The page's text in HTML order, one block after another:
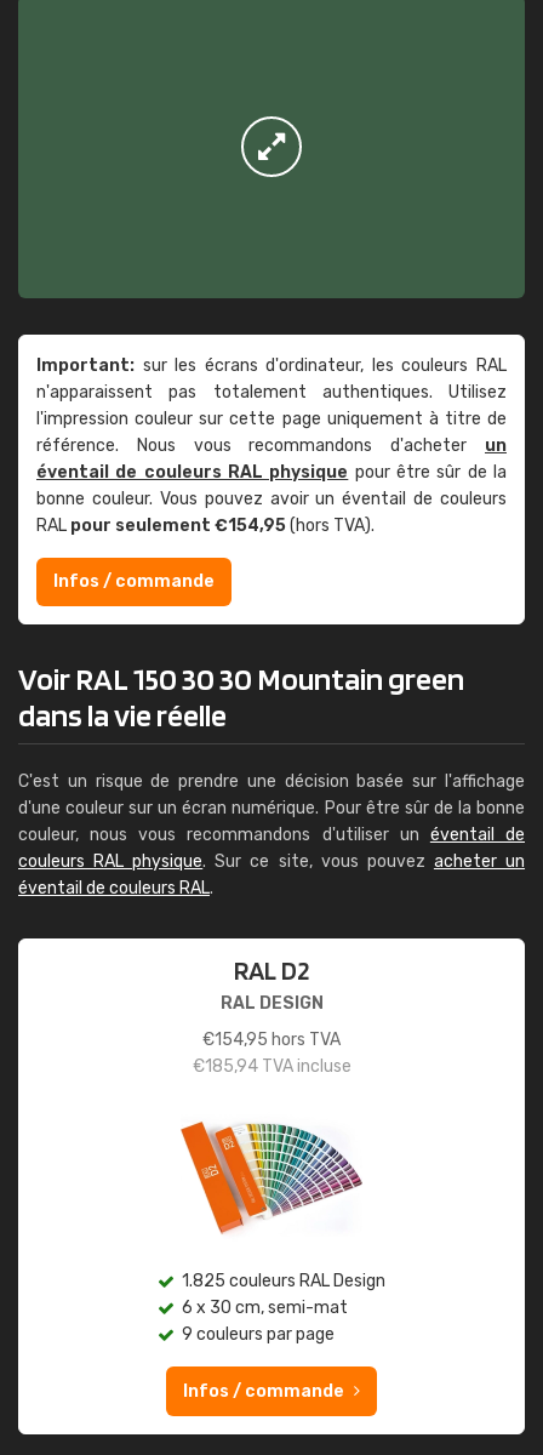
Important: sur les écrans d'ordinateur, les couleurs RAL
n'apparaissent pas totalement authentiques. Utilisez
l'impression couleur sur cette page uniquement à titre de
référence. Nous vous recommandons d'acheter un
éventail de couleurs RAL physique pour être sûr de la
bonne couleur. Vous pouvez avoir un éventail de couleurs
RAL pour seulement €154,95(hors TVA).
Infos / commande
Voir RAL 150 30 30 Mountain green
dans la vie réelle
C'est un risque de prendre une décision basée sur l'affichage
d'une couleur sur un écran numérique. Pour être sûr de la bonne
couleur, nous vous recommandons d'utiliser un éventail de
couleurs RAL physique. Sur ce site, vous pouvez acheter un
éventail de couleurs RAL.
RAL D2
RAL DESIGN
€154,95 hors TVA
€185,94TVA incluse
1.825 couleurs RAL Design
6 x 30 cm, semi-mat
9 couleurs par page
Infos / commande